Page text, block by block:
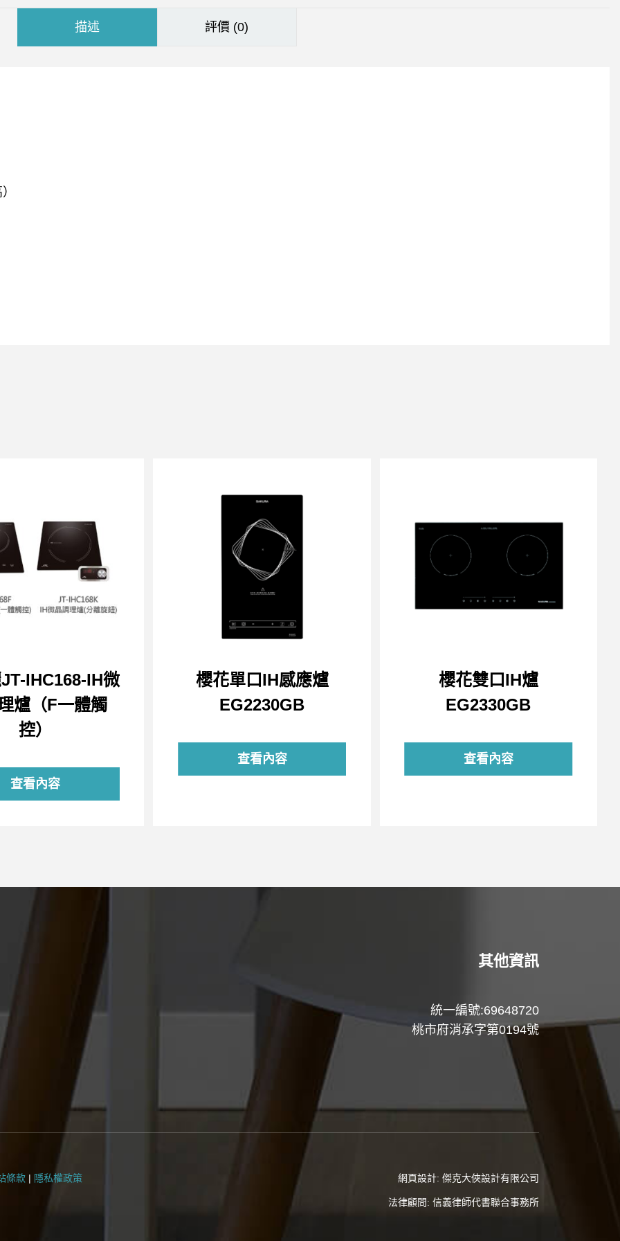
描述 評價 (0)
IHC168-IH微
爐（F一體觸
控）
查看內容
櫻花單口IH感應爐
EG2230GB
查看內容
櫻花雙口IH爐
EG2330GB
查看內容
其他資訊
統一編號:69648720
桃市府消承字第0194號
條款 | 隱私權政策 網頁設計: 傑克大俠設計有限公司
法律顧問: 信義律師代書聯合事務所